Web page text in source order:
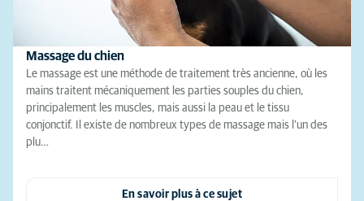
Massage du chien
Le massage est une méthode de traitement très ancienne, où les
mains traitent mécaniquement les parties souples du chien,
principalement les muscles, mais aussi la peau et le tissu
conjonctif. Il existe de nombreux types de massage mais l'un des
plu…
En savoir plus à ce sujet